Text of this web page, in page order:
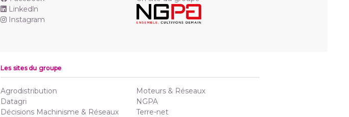
Linkedln
Instagram
Les sites du groupe
Agrodistribution
Datagri
Décisions Machinisme & Réseaux
Moteurs & Réseaux
NGPA
Terre-net